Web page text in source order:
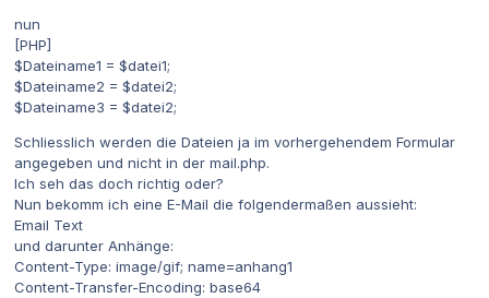
nun
[PHP]
$Dateiname1 = $datei1;
$Dateiname2 = $datei2;
$Dateiname3 = $datei2;
Schliesslich werden die Dateien ja im vorhergehendem Formular
angegeben und nicht in der mail.php.
Ich seh das doch richtig oder?
Nun bekomm ich eine E-Mail die folgendermaßen aussieht:
Email Text
und darunter Anhänge:
Content-Type: image/gif; name=anhang1
Content-Transfer-Encoding: base64